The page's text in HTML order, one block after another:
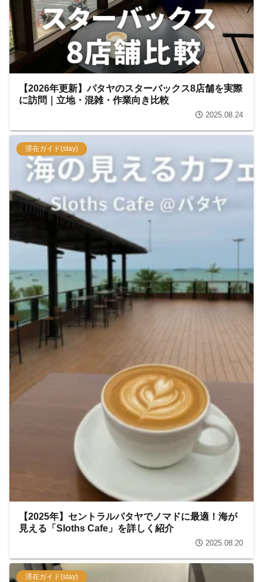
【2026年更新】パタヤのスターバックス8店舗を実際
に訪問｜立地・混雑・作業向き比較
2025.08.24
滞在ガイド(stay)
【2025年】セントラルパタヤでノマドに最適！海が
見える「Sloths Cafe」を詳しく紹介
2025.08.20
滞在ガイド(stay)